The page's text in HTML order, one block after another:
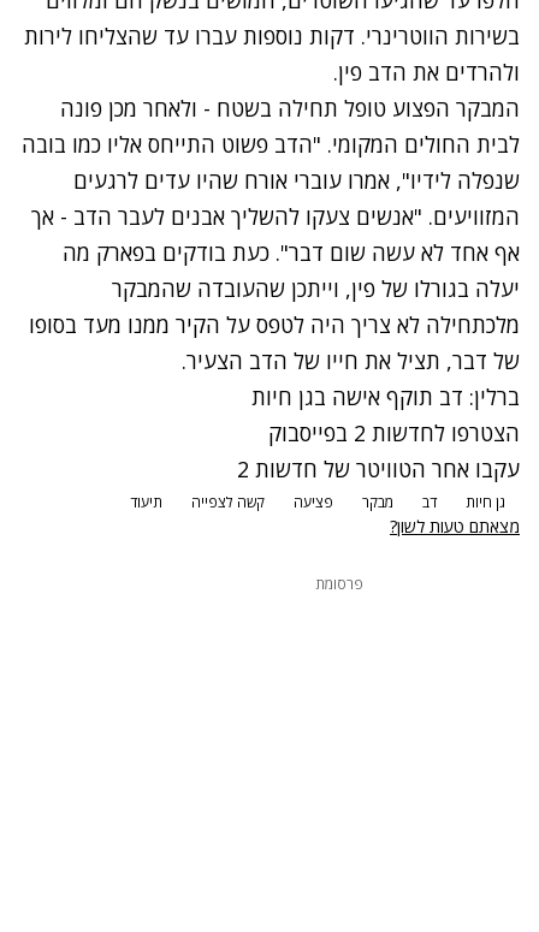
בשירות הווטרינרי. דקות נוספות עברו עד שהצליחו לירות
ולהרדים את הדב פין.
המבקר הפצוע טופל תחילה בשטח - ולאחר מכן פונה
לבית החולים המקומי. "הדב פשוט התייחס אליו כמו בובה
שנפלה לידיו", אמרו עוברי אורח שהיו עדים לרגעים
המזוויעים. "אנשים צעקו להשליך אבנים לעבר הדב - אך
אף אחד לא עשה שום דבר". כעת בודקים בפארק מה
יעלה בגורלו של פין, וייתכן שהעובדה שהמבקר
מלכתחילה לא צריך היה לטפס על הקיר ממנו מעד בסופו
של דבר, תציל את חייו של הדב הצעיר.
ברלין: דב תוקף אישה בגן חיות
הצטרפו לחדשות 2 בפייסבוק
עקבו אחר הטוויטר של חדשות 2
גן חיות דב מבקר פציעה קשה לצפייה תיעוד
מצאתם טעות לשון?
פרסומת